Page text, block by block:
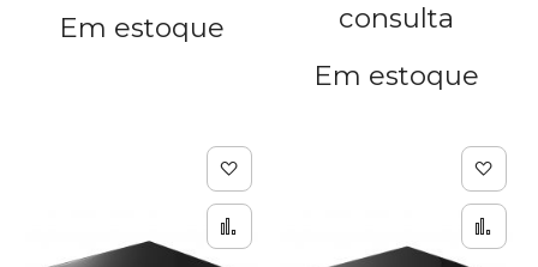
Em estoque
consulta
Em estoque
Adicionar à lista de
Adicionar para